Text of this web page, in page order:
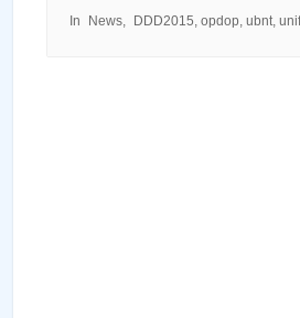
In News DDD2015, opdop, ubnt,